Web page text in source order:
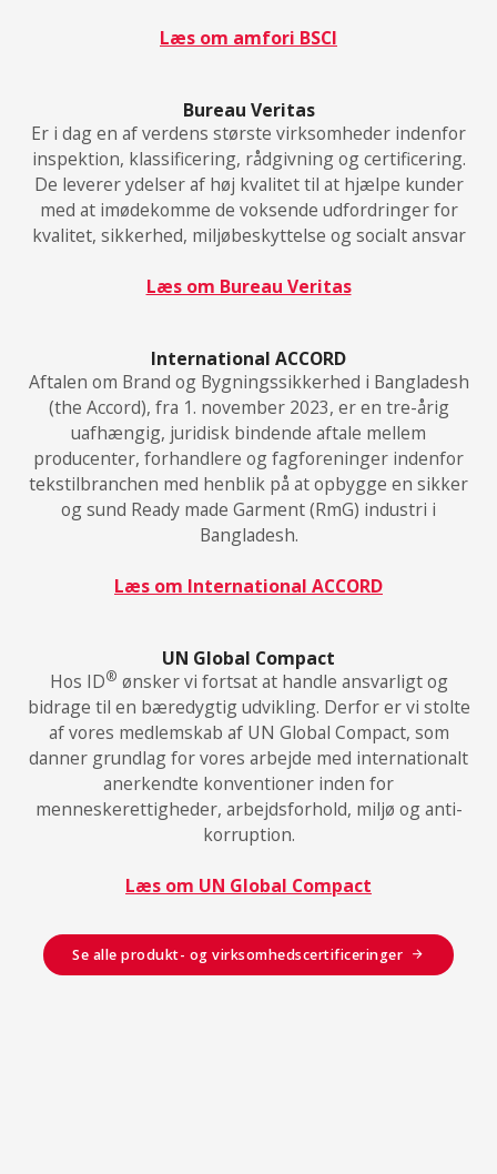
Læs om amfori BSCI
Bureau Veritas
Er i dag en af verdens største virksomheder indenfor
inspektion, klassificering, rådgivning og certificering.
De leverer ydelser af høj kvalitet til at hjælpe kunder
med at imødekomme de voksende udfordringer for
kvalitet, sikkerhed, miljøbeskyttelse og socialt ansvar
Læs om Bureau Veritas
International ACCORD
Aftalen om Brand og Bygningssikkerhed i Bangladesh
(the Accord), fra 1. november 2023, er en tre-årig
uafhængig, juridisk bindende aftale mellem
producenter, forhandlere og fagforeninger indenfor
tekstilbranchen med henblik på at opbygge en sikker
og sund Ready made Garment (RmG) industri i
Bangladesh.
Læs om International ACCORD
UN Global Compact
Hos ID® ønsker vi fortsat at handle ansvarligt og
bidrage til en bæredygtig udvikling. Derfor er vi stolte
af vores medlemskab af UN Global Compact, som
danner grundlag for vores arbejde med internationalt
anerkendte konventioner inden for
menneskerettigheder, arbejdsforhold, miljø og anti-
korruption.
Læs om UN Global Compact
Se alle produkt- og virksomhedscertificeringer